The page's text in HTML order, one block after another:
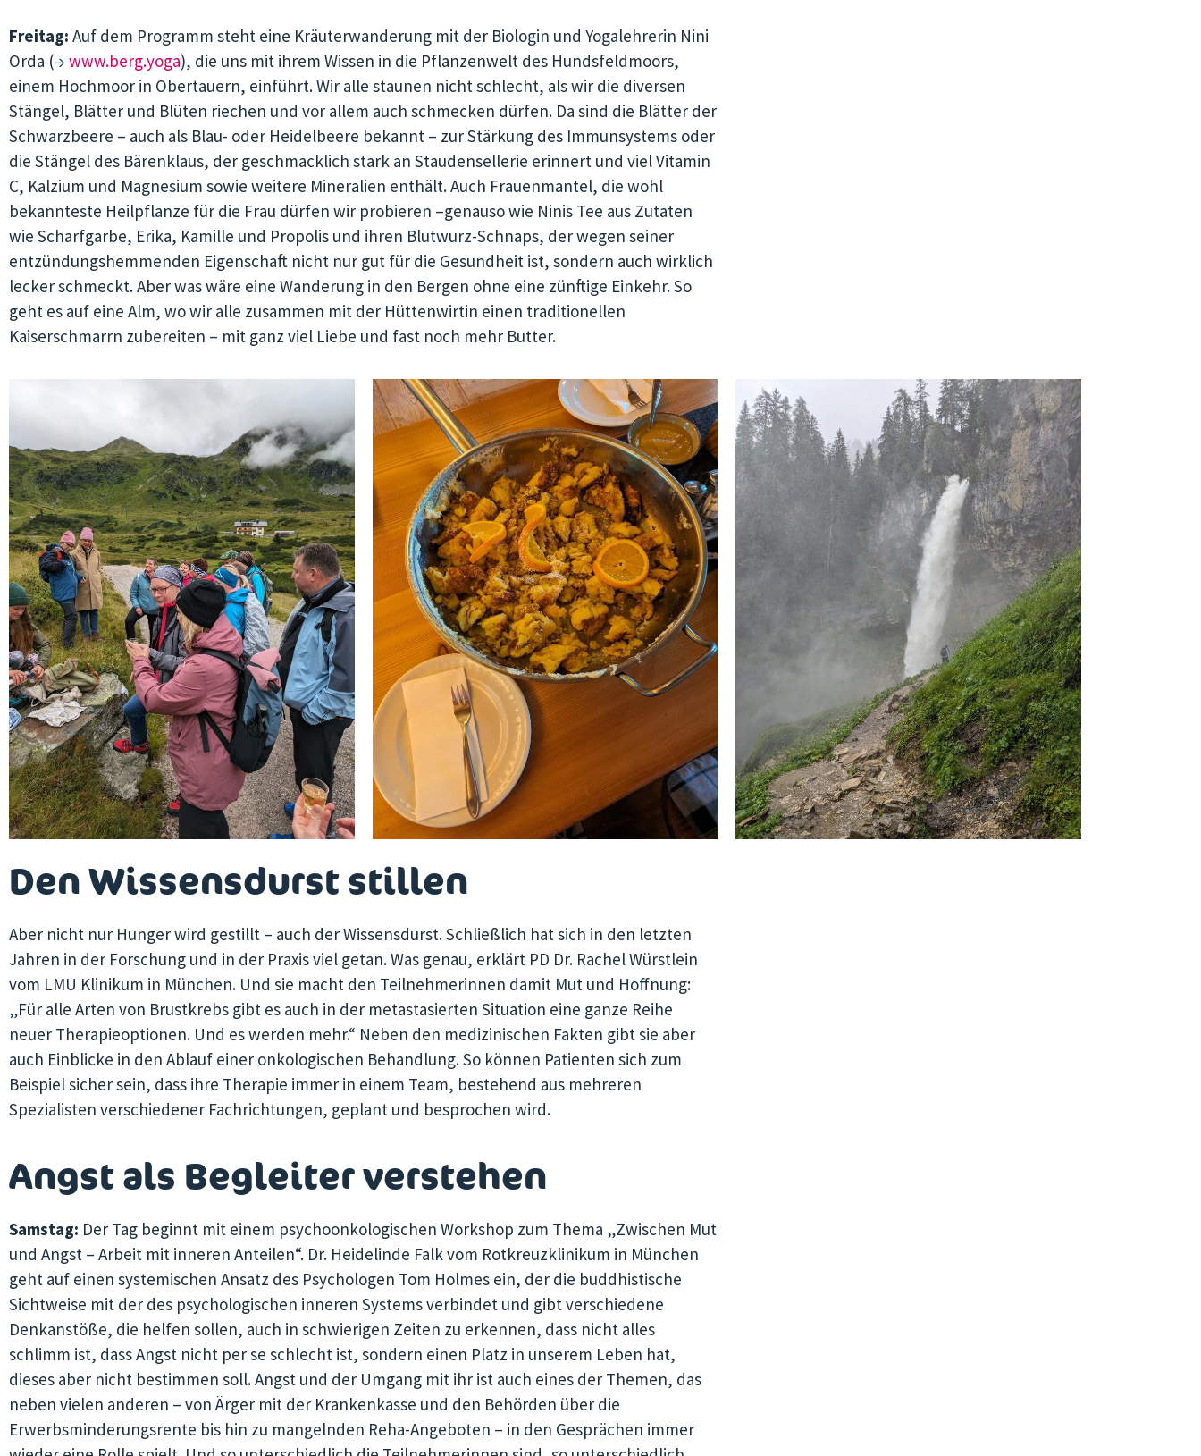
Freitag: Auf dem Programm steht eine Kräuterwanderung mit der Biologin und Yogalehrerin Nini
Orda (→ www.berg.yoga), die uns mit ihrem Wissen in die Pflanzenwelt des Hundsfeldmoors,
einem Hochmoor in Obertauern, einführt. Wir alle staunen nicht schlecht, als wir die diversen
Stängel, Blätter und Blüten riechen und vor allem auch schmecken dürfen. Da sind die Blätter der
Schwarzbeere – auch als Blau- oder Heidelbeere bekannt – zur Stärkung des Immunsystems oder
die Stängel des Bärenklaus, der geschmacklich stark an Staudensellerie erinnert und viel Vitamin
C, Kalzium und Magnesium sowie weitere Mineralien enthält. Auch Frauenmantel, die wohl
bekannteste Heilpflanze für die Frau dürfen wir probieren –genauso wie Ninis Tee aus Zutaten
wie Scharfgarbe, Erika, Kamille und Propolis und ihren Blutwurz-Schnaps, der wegen seiner
entzündungshemmenden Eigenschaft nicht nur gut für die Gesundheit ist, sondern auch wirklich
lecker schmeckt. Aber was wäre eine Wanderung in den Bergen ohne eine zünftige Einkehr. So
geht es auf eine Alm, wo wir alle zusammen mit der Hüttenwirtin einen traditionellen
Kaiserschmarrn zubereiten – mit ganz viel Liebe und fast noch mehr Butter.
Den Wissensdurst stillen
Aber nicht nur Hunger wird gestillt – auch der Wissensdurst. Schließlich hat sich in den letzten
Jahren in der Forschung und in der Praxis viel getan. Was genau, erklärt PD Dr. Rachel Würstlein
vom LMU Klinikum in München. Und sie macht den Teilnehmerinnen damit Mut und Hoffnung:
„Für alle Arten von Brustkrebs gibt es auch in der metastasierten Situation eine ganze Reihe
neuer Therapieoptionen. Und es werden mehr.“ Neben den medizinischen Fakten gibt sie aber
auch Einblicke in den Ablauf einer onkologischen Behandlung. So können Patienten sich zum
Beispiel sicher sein, dass ihre Therapie immer in einem Team, bestehend aus mehreren
Spezialisten verschiedener Fachrichtungen, geplant und besprochen wird.
Angst als Begleiter verstehen
Samstag: Der Tag beginnt mit einem psychoonkologischen Workshop zum Thema „Zwischen Mut
und Angst – Arbeit mit inneren Anteilen“. Dr. Heidelinde Falk vom Rotkreuzklinikum in München
geht auf einen systemischen Ansatz des Psychologen Tom Holmes ein, der die buddhistische
Sichtweise mit der des psychologischen inneren Systems verbindet und gibt verschiedene
Denkanstöße, die helfen sollen, auch in schwierigen Zeiten zu erkennen, dass nicht alles
schlimm ist, dass Angst nicht per se schlecht ist, sondern einen Platz in unserem Leben hat,
dieses aber nicht bestimmen soll. Angst und der Umgang mit ihr ist auch eines der Themen, das
neben vielen anderen – von Ärger mit der Krankenkasse und den Behörden über die
Erwerbsminderungsrente bis hin zu mangelnden Reha-Angeboten – in den Gesprächen immer